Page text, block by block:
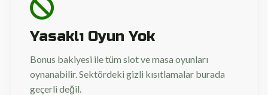
Yasaklı Oyun Yok
Bonus bakiyesi ile tüm slot ve masa oyunları
oynanabilir. Sektördeki gizli kısıtlamalar burada
geçerli değil.